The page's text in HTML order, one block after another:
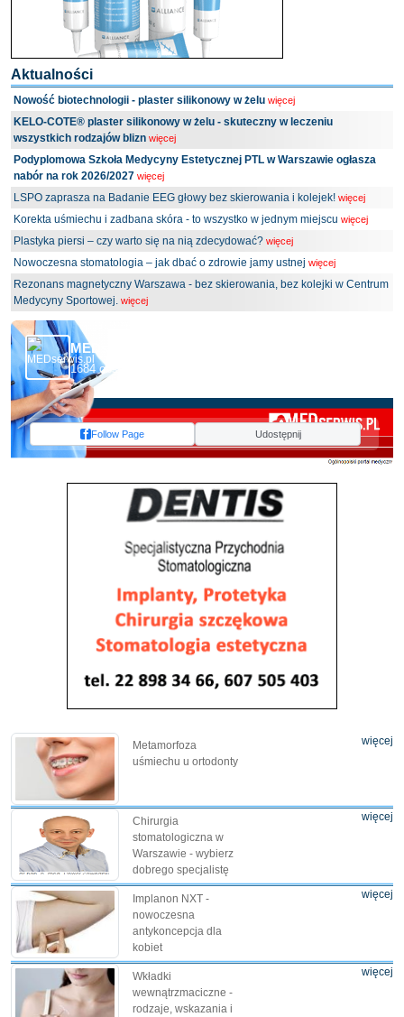
Aktualności
Nowość biotechnologii - plaster silikonowy w żelu więcej
KELO-COTE® plaster silikonowy w żelu - skuteczny w leczeniu
wszystkich rodzajów blizn więcej
Podyplomowa Szkoła Medycyny Estetycznej PTL w Warszawie ogłasza
nabór na rok 2026/2027 więcej
LSPO zaprasza na Badanie EEG głowy bez skierowania i kolejek! więcej
Korekta uśmiechu i zadbana skóra - to wszystko w jednym miejscu więcej
Plastyka piersi – czy warto się na nią zdecydować? więcej
Nowoczesna stomatologia – jak dbać o zdrowie jamy ustnej więcej
Rezonans magnetyczny Warszawa - bez skierowania, bez kolejki w Centrum
Medycyny Sportowej. więcej
MEDserwis.pl - Ogólnopolski Portal Medyczny
1684 obserwujących
Follow Page Udostępnij
Metamorfoza
uśmiechu u ortodonty
więcej
Chirurgia
stomatologiczna w
Warszawie - wybierz
dobrego specjalistę
więcej
Implanon NXT -
nowoczesna
antykoncepcja dla
kobiet
więcej
Wkładki
wewnątrzmaciczne -
rodzaje, wskazania i
więcej